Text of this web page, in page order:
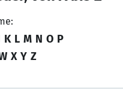
K L M N O P
X Y Z